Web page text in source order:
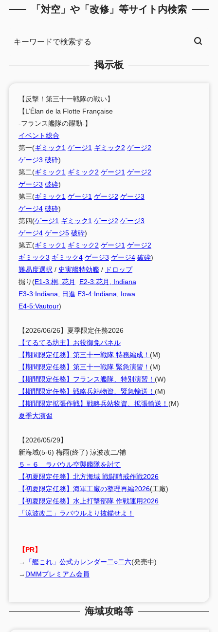
「対空」や「改修」等サイト内検索
掲示板
【反撃！第三十一戦隊の戦い】
【L’Élan de la Flotte Française
-フランス艦隊の躍動-】
イベント総合
第一(ギミック1 ゲージ1 ギミック2 ゲージ2
ゲージ3 破砕)
第二(ギミック1 ギミック2 ゲージ1 ゲージ2
ゲージ3 破砕)
第三(ギミック1 ゲージ1 ゲージ2 ゲージ3
ゲージ4 破砕)
第四(ゲージ1 ギミック1 ゲージ2 ゲージ3
ゲージ4 ゲージ5 破砕)
第五(ギミック1 ギミック2 ゲージ1 ゲージ2
ギミック3 ギミック4 ゲージ3 ゲージ4 破砕)
難易度選択 / 史実艦特効艦/ ドロップ
掘り(E1-3:桐, 花月
E2-3:花月, Indiana
E3-3:Indiana, 日進 E3-4:Indiana, Iowa
E4-5:Vautour)
【2026/06/26】夏季限定任務2026
【てるてる坊主】お役御免パネル
【期間限定任務】第三十一戦隊 特務編成！ (M)
【期間限定任務】第三十一戦隊 緊急演習！ (M)
【期間限定任務】フランス艦隊、特別演習！ (W)
【期間限定任務】戦略兵站物資、緊急輸送！ (M)
【期間限定拡張作戦】戦略兵站物資、拡張輸送！ (M)
夏季大演習
【2026/05/29】
新海域(5-6) 梅雨(終了) 涼波改二/補
５－６ ラバウル空襲艦隊を討て
【初夏限定任務】北方海域 戦闘哨戒作戦2026
【初夏限定任務】海軍工廠の整理再編2026(工廠)
【初夏限定任務】水上打撃部隊 作戦運用2026
「涼波改二」ラバウルより抜錨せよ！
【PR】
→
「艦これ」公式カレンダー二○二六(発売中)
→ DMMプレミアム会員
海域攻略等